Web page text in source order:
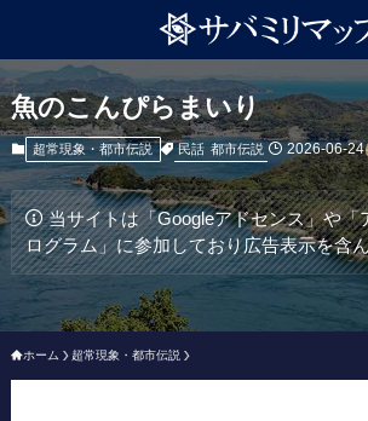
魚のこんぴらまいり
超常現象・都市伝説 民話 都市伝説 2026-06-24
当サイトは「Googleアドセンス」や「
ログラム」に参加しており広告表示を含
ホーム 超常現象・都市伝説